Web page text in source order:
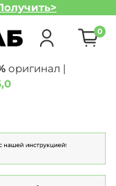
0
оригинал |